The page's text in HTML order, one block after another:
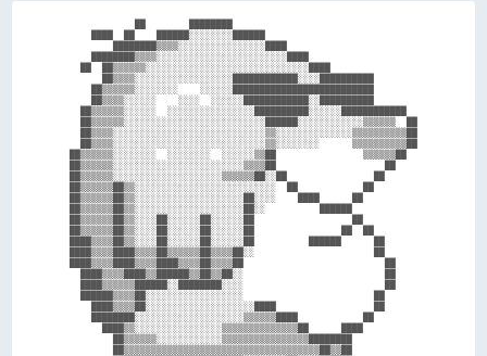
    ████  ██    ██████░░░░░░░░██████
        ████████▒▒▒▒░░░░░░░░░░░░░░░░████
    ████████▒▒▒▒░░░░░░░░░░░░░░░░░░░░░░░░████
  ██  ██▒▒▒▒▒▒░░░░░░░░░░░░░░░░░░░░░░░░░░░░░░████
      ██▒▒▒▒░░░░░░░░░░░░░░░░░░████████████░░░░██████████
    ██▒▒▒▒▒▒░░░░░░░░    ░░░░░░██████████████████████████
    ██▒▒▒▒░░░░░░    ░░░░  ░░░░░░████████████░░██████████
  ██▒▒▒▒▒▒░░░░░░  ░░░░░░░░░░░░░░░░██████████░░░░░░████████████
  ██▒▒▒▒▒▒░░░░░░░░░░░░░░░░░░░░░░░░░░██████░░░░░░░░░░░░▒▒▒▒▒▒  ██
  ██▒▒▒▒░░░░░░░░░░░░░░░░░░░░░░░░░░░░▒▒░░░░░░░░░░░░░░▒▒▒▒▒▒▒▒▒▒██
  ██▒▒▒▒░░░░░░░░░░░░░░░░░░░░░░░░░░░░▒▒░░░░░░░░      ▒▒▒▒▒▒▒▒▒▒██
██▒▒▒▒▒▒░░░░░░░░  ░░░░░░░░  ░░░░░░▒▒██                ▒▒▒▒▒▒██
██▒▒▒▒▒▒░░░░░░░░░░░░░░░░░░░░░░░░▒▒▒▒██                    ██
██▒▒▒▒▒▒░░░░░░░░░░░░░░░░░░░░▒▒▒▒▒▒██░░██                ██
██▒▒▒▒▒▒██▒▒░░░░░░░░░░░░░░░░░░░░░░░░░░  ██            ██
██▒▒▒▒▒▒██▒▒░░░░░░░░░░░░░░░░░░░░██░░░░    ████      ██
██▒▒▒▒▒▒██▒▒░░░░░░░░░░░░░░░░░░░░██░░          ██████
██▒▒▒▒▒▒██▒▒░░░░██░░░░░░██░░░░░░██                  ██
██▒▒▒▒▒▒██▒▒░░░░██░░░░░░██░░░░░░██                ██  ██
████▒▒▒▒██▒▒░░░░██░░░░░░██░░░░░░██          ██████      ██
████▒▒▒▒████▒▒▒▒██▒▒▒▒▒▒██▒▒▒▒██░░                      ██
████▒▒▒▒████▒▒▒▒████▒▒▒▒██▒▒▒▒██                          ██
  ████▒▒▒▒████▒▒██████▒▒██▒▒██░░                          ██
  ████▒▒▒▒▒▒██████░░████████░░░░                          ██
  ██████▒▒▒▒██░░░░░░░░░░░░░░░░░░                        ██
    ████▒▒▒▒██░░░░░░░░░░░░░░░░░░░░████                  ██
    ████████░░░░░░░░░░░░░░░░░░░░▒▒▒▒▒▒████            ██
      ████▒▒░░░░░░░░░░░░░░░░▒▒▒▒▒▒▒▒▒▒▒▒▒▒██      ████
        ██▒▒▒▒▒▒░░░░░░░░░░░░▒▒▒▒▒▒▒▒▒▒▒▒▒▒▒▒████████
        ██▒▒▒▒▒▒▒▒▒▒▒▒▒▒▒▒▒▒▒▒▒▒▒▒▒▒▒▒▒▒▒▒▒▒▒▒██▒▒██